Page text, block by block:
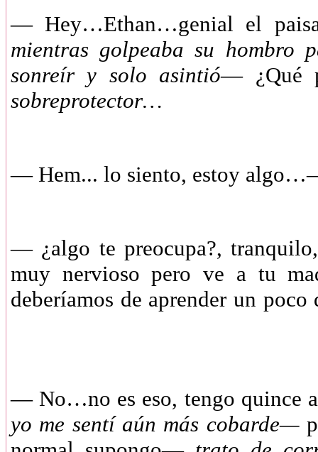
— Hey…Ethan…genial el
mientras golpeaba su
sonreír y solo asintió— ¿Qué
sobreprotector…
— Hem... lo siento, estoy
— ¿algo te preocupa?,
muy nervioso pero ve a tu
deberíamos de aprender un
— No…no es eso, tengo
yo me sentí aún más cobarde—